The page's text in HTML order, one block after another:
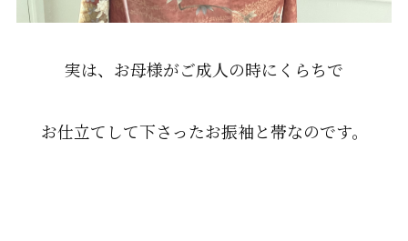
実は、お母様がご成人の時にくらちで
お仕立てして下さったお振袖と帯なのです。